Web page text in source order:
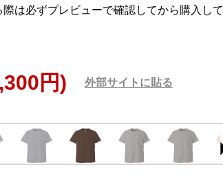
は必ずプレビューで確認してから購入して
円) 外部サイトに貼る